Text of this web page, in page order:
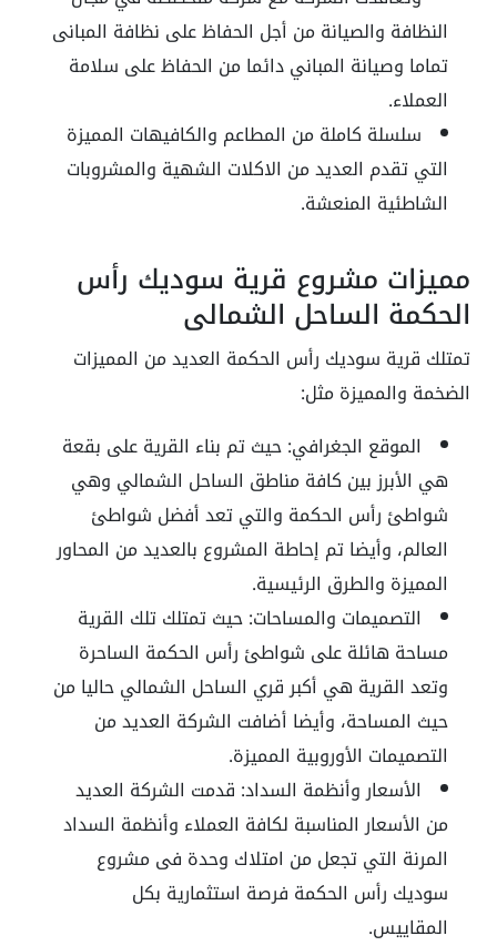
النظافة والصيانة من أجل الحفاظ على نظافة المبانى
تماما وصيانة المباني دائما من الحفاظ على سلامة
العملاء.
سلسلة كاملة من المطاعم والكافيهات المميزة
التي تقدم العديد من الاكلات الشهية والمشروبات
الشاطئية المنعشة.
مميزات مشروع قرية سوديك رأس
الحكمة الساحل الشمالي
تمتلك قرية سوديك رأس الحكمة العديد من المميزات
الضخمة والمميزة مثل:
الموقع الجغرافي: حيث تم بناء القرية على بقعة
هي الأبرز بين كافة مناطق الساحل الشمالي وهي
شواطئ رأس الحكمة والتي تعد أفضل شواطئ
العالم، وأيضا تم إحاطة المشروع بالعديد من المحاور
المميزة والطرق الرئيسية.
التصميمات والمساحات: حيث تمتلك تلك القرية
مساحة هائلة على شواطئ رأس الحكمة الساحرة
وتعد القرية هي أكبر قري الساحل الشمالي حاليا من
حيث المساحة، وأيضا أضافت الشركة العديد من
التصميمات الأوروبية المميزة.
الأسعار وأنظمة السداد: قدمت الشركة العديد
من الأسعار المناسبة لكافة العملاء وأنظمة السداد
المرنة التي تجعل من امتلاك وحدة فى مشروع
سوديك رأس الحكمة فرصة استثمارية بكل
المقاييس.